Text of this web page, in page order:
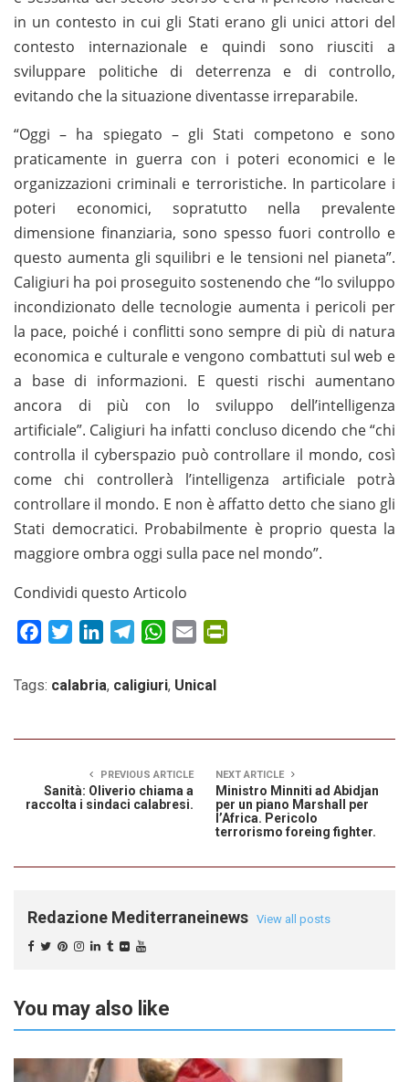
in un contesto in cui gli Stati erano gli unici attori del
contesto internazionale e quindi sono riusciti a
sviluppare politiche di deterrenza e di controllo,
evitando che la situazione diventasse irreparabile.
“Oggi – ha spiegato – gli Stati competono e sono
praticamente in guerra con i poteri economici e le
organizzazioni criminali e terroristiche. In particolare i
poteri economici, sopratutto nella prevalente
dimensione finanziaria, sono spesso fuori controllo e
questo aumenta gli squilibri e le tensioni nel pianeta”.
Caligiuri ha poi proseguito sostenendo che “lo sviluppo
incondizionato delle tecnologie aumenta i pericoli per
la pace, poiché i conflitti sono sempre di più di natura
economica e culturale e vengono combattuti sul web e
a base di informazioni. E questi rischi aumentano
ancora di più con lo sviluppo dell’intelligenza
artificiale”. Caligiuri ha infatti concluso dicendo che “chi
controlla il cyberspazio può controllare il mondo, così
come chi controllerà l’intelligenza artificiale potrà
controllare il mondo. E non è affatto detto che siano gli
Stati democratici. Probabilmente è proprio questa la
maggiore ombra oggi sulla pace nel mondo”.
Condividi questo Articolo
FacebookTwitterLinkedInTelegramWhatsApp
Email
Tags: calabria, caligiuri, Unical
PREVIOUS ARTICLE
Sanità: Oliverio chiama a
raccolta i sindaci calabresi.
NEXT ARTICLE
Ministro Minniti ad Abidjan
per un piano Marshall per
l’Africa. Pericolo
terrorismo foreing fighter.
Redazione Mediterraneinews View all posts
You may also like